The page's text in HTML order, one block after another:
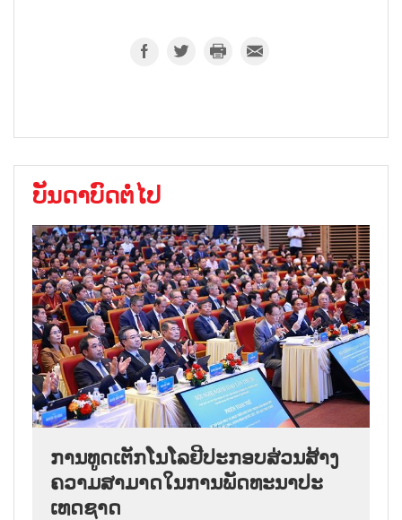
ບັນດາບົດຕໍ່ໄປ
ການ​ທູດ​ເຕັກ​ໂນ​ໂລ​ຢີ​ປະ​ກອບ​ສ່ວນ​ສ້າງ​
ຄວາມ​ສາ​ມາດ​ໃນ​ການ​ພັດ​ທະ​ນາ​ປະ​
ເທດ​ຊາດ